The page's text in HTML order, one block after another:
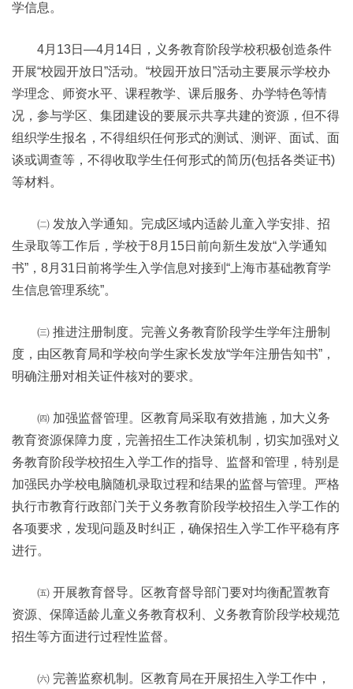
学信息。
4月13日—4月14日，义务教育阶段学校积极创造条件
开展“校园开放日”活动。“校园开放日”活动主要展示学校办
学理念、师资水平、课程教学、课后服务、办学特色等情
况，参与学区、集团建设的要展示共享共建的资源，但不得
组织学生报名，不得组织任何形式的测试、测评、面试、面
谈或调查等，不得收取学生任何形式的简历(包括各类证书)
等材料。
㈡ 发放入学通知。完成区域内适龄儿童入学安排、招
生录取等工作后，学校于8月15日前向新生发放“入学通知
书”，8月31日前将学生入学信息对接到“上海市基础教育学
生信息管理系统”。
㈢ 推进注册制度。完善义务教育阶段学生学年注册制
度，由区教育局和学校向学生家长发放“学年注册告知书”，
明确注册对相关证件核对的要求。
㈣ 加强监督管理。区教育局采取有效措施，加大义务
教育资源保障力度，完善招生工作决策机制，切实加强对义
务教育阶段学校招生入学工作的指导、监督和管理，特别是
加强民办学校电脑随机录取过程和结果的监督与管理。严格
执行市教育行政部门关于义务教育阶段学校招生入学工作的
各项要求，发现问题及时纠正，确保招生入学工作平稳有序
进行。
㈤ 开展教育督导。区教育督导部门要对均衡配置教育
资源、保障适龄儿童义务教育权利、义务教育阶段学校规范
招生等方面进行过程性监督。
㈥ 完善监察机制。区教育局在开展招生入学工作中，